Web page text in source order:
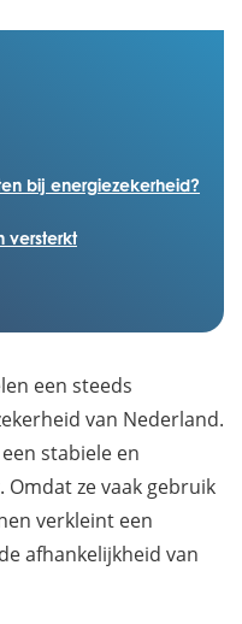
bij energiezekerheid?
versterkt
een steeds
van Nederland.
stabiele en
ze vaak gebruik
verkleint een
afhankelijkheid van